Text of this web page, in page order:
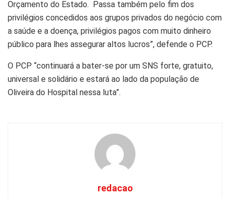
Orçamento do Estado. Passa também pelo fim dos
privilégios concedidos aos grupos privados do negócio com
a saúde e a doença, privilégios pagos com muito dinheiro
público para lhes assegurar altos lucros”, defende o PCP.
O PCP “continuará a bater-se por um SNS forte, gratuito,
universal e solidário e estará ao lado da população de
Oliveira do Hospital nessa luta”.
redacao